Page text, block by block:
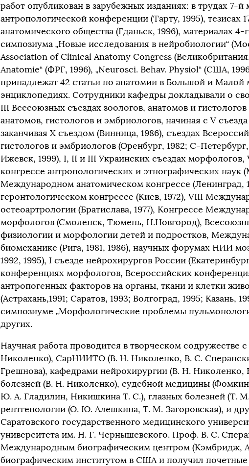
работ опубликован в зарубежных изданиях: в трудах 7-
антропологической конференции (Тарту, 1995), тезисах
анатомического общества (Гданьск, 1996), материалах
симпозиума „Новые исследования в нейробиологии“
Association of Clinical Anatomy Congress
Anatomie“ (ФРГ, 1996), „Neurosci. Behav. Physiol“ (США,
принадлежат 42 статьи по анатомии в Большой и Малой
энциклопедиях. Сотрудники кафедры докладывали о
III Всесоюзных съездах зоологов, анатомов и
анатомов, гистологов и эмбриологов, начиная с V
заканчивая Х съездом (Винница, 1986), съездах
гистологов и эмбриологов (Оренбург, 1982; С-
Ижевск, 1999), I, II и III Украинских съездах
конгрессе антропологических и этнографических наук
Международном анатомическом конгрессе
геронтологическом конгрессе (Киев, 1972), VIII
остеоартрологии (Братислава, 1977), Конгрессе
морфологов (Смоленск, Тюмень, Н.Новгород),
физиологии и морфологии детей и подростков,
биомеханике (Рига, 1981, 1986), научных форумах НИИ
1992, 1995), I съезде нейрохирургов России
конференциях морфологов, Всероссийских
антропогенных факторов на органы, ткани и клетки
(Астрахань,1991; Саратов, 1993; Волгоград, 1995; Казань,
симпозиуме „Морфологические проблемы
других.
Научная работа проводится в творческом
Николенко), СарНИИТО (В. Н. Николенко, В. С.
Грешнова), кафедрами нейрохирургии (В. Н.
болезней (В. Н. Николенко), судебной медицины
Ю. А. Гладилин, Никишкина Т. С.), глазных болезней (Т. М.
рентгенологии (О. Ю. Алешкина, Т. М. Загоровская), и
Саратовского государственного медицинского
университета им. Н. Г. Чернышевского. Проф. В. С.
Международным биографическим центром (Кэмбридж,
биографическим институтом в США и получил